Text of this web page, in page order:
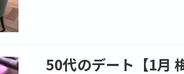
50代のデート【1月